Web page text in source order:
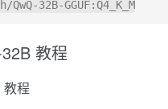
教程
教程